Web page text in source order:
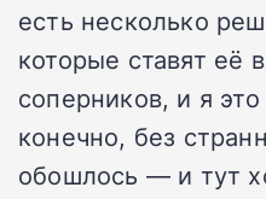
есть несколько
которые ставят
соперников, и я
конечно, без
обошлось — и тут